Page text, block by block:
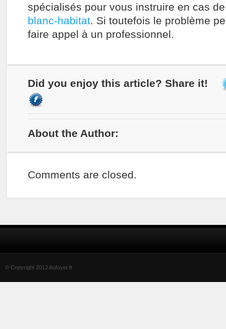
spécialisés pour vous instruire en cas
blanc-habitat. Si toutefois le problème
faire appel à un professionnel.
Did you enjoy this article? Share it!
About the Author:
Comments are closed.
© Copyright 2012 Aufoyer.fr